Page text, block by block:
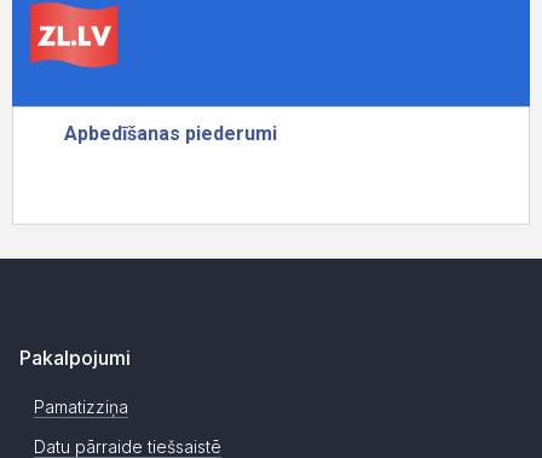
Pakalpojumi
Pamatizziņa
Datu pārraide tiešsaistē